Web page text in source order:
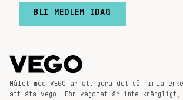
BLI MEDLEM IDAG
Målet med VEGO är att göra det så himla
att äta vego. För vegomat är inte